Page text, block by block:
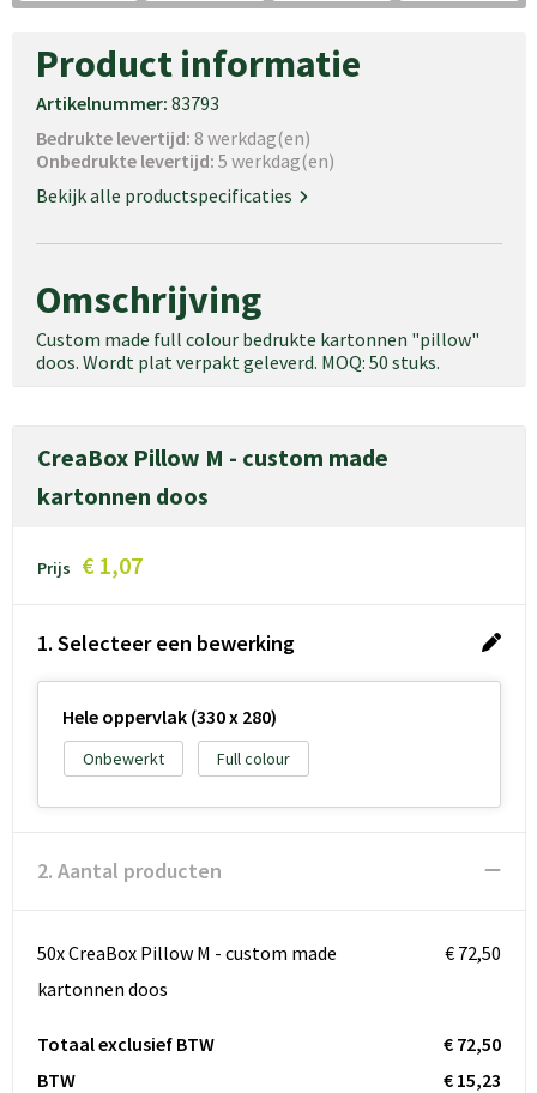
Product informatie
Artikelnummer: 83793
Bedrukte levertijd: 8 werkdag(en)
Onbedrukte levertijd: 5 werkdag(en)
Bekijk alle productspecificaties
Omschrijving
Custom made full colour bedrukte kartonnen "pillow"
doos. Wordt plat verpakt geleverd. MOQ: 50 stuks.
CreaBox Pillow M - custom made
kartonnen doos
Prijs € 1,07
1. Selecteer een bewerking
Hele oppervlak (330 x 280)
Onbewerkt Full colour
2. Aantal producten
50x CreaBox Pillow M - custom made
kartonnen doos
€ 72,50
Totaal exclusief BTW
€ 72,50
BTW
€ 15,23